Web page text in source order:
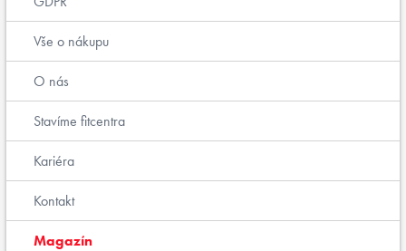
Vše o nákupu
O nás
Stavíme fitcentra
Kariéra
Kontakt
Magazín